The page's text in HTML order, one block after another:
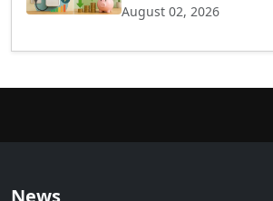
August 02, 2026
News